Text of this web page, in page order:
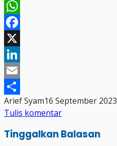
WhatsApp
Facebook
X
LinkedIn
Email
Share
Arief Syam16 September 2023
Tulis komentar
Tinggalkan Balasan